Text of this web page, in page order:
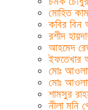
মোহিত
কবির বিন
রশীদ
আহমেদ
ইফতেখার
মোঃ
মোঃ
শামসুর
নীলা মনি